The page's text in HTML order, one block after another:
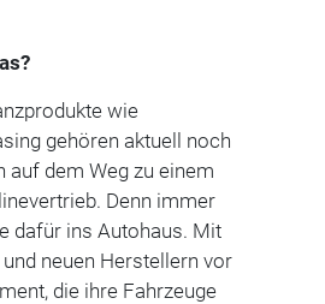
wie
gehören aktuell noch
auf dem Weg zu einem
Denn immer
dafür ins Autohaus. Mit
neuen Herstellern vor
die ihre Fahrzeuge